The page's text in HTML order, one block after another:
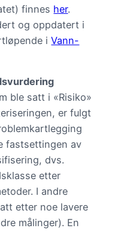
finnes her.
og oppdatert i
iVann-
ble satt i «Risiko»
er fulgt
fastsettingen av
dvs.
etter
I andre
etter noe lavere
målinger). En